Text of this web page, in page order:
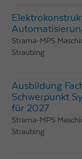
Strama-MPS
Straubing
Ausbildung
Schwerpunkt
für 2027
Strama-MPS
Straubing